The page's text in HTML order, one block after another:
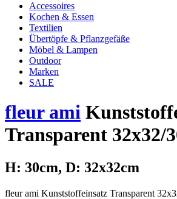
Accessoires
Kochen & Essen
Textilien
Übertöpfe & Pflanzgefäße
Möbel & Lampen
Outdoor
Marken
SALE
fleur ami
Transparent 32x32/
H: 30cm, D: 32x32cm
fleur ami Kunststoffeinsatz Transparent